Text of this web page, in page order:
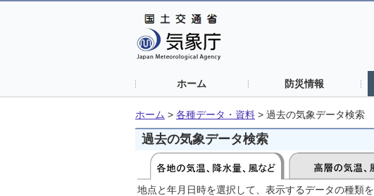
ホーム 防災情報
ホーム > 各種データ・資料 > 過去の気象データ検索
過去の気象データ検索
地点と年月日時を選択して、表示するデータの種類を